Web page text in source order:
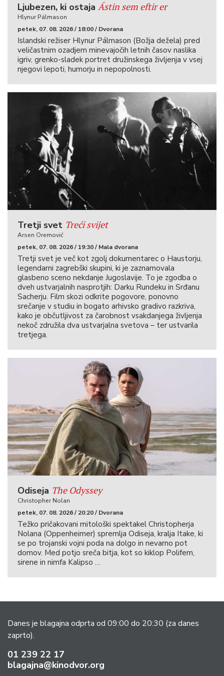
Ljubezen, ki ostaja Ástin sem eftir er
Hlynur Pálmason
petek, 07. 08. 2026 / 18:00 / Dvorana
Islandski režiser Hlynur Pálmason (Božja dežela) pred
veličastnim ozadjem minevajočih letnih časov naslika
igriv, grenko-sladek portret družinskega življenja v vsej
njegovi lepoti, humorju in nepopolnosti.
Tretji svet Treći svijet
Arsen Oremović
petek, 07. 08. 2026 / 19:30 / Mala dvorana
Tretji svet je več kot zgolj dokumentarec o Haustorju,
legendarni zagrebški skupini, ki je zaznamovala
glasbeno sceno nekdanje Jugoslavije. To je zgodba o
dveh ustvarjalnih nasprotjih: Darku Rundeku in Srđanu
Sacherju. Film skozi odkrite pogovore, ponovno
srečanje v studiu in bogato arhivsko gradivo razkriva,
kako je občutljivost za čarobnost vsakdanjega življenja
nekoč združila dva ustvarjalna svetova – ter ustvarila
tretjega.
Odiseja The Odyssey
Christopher Nolan
petek, 07. 08. 2026 / 20:20 / Dvorana
Težko pričakovani mitološki spektakel Christopherja
Nolana (Oppenheimer) spremlja Odiseja, kralja Itake, ki
se po trojanski vojni poda na dolgo in nevarno pot
domov. Med potjo sreča bitja, kot so kiklop Polifem,
sirene in nimfa Kalipso …
Danes je blagajna odprta od 09:00 do 20:30 (za danes
zaprto).
01 239 22 17
blagajna@kinodvor.org